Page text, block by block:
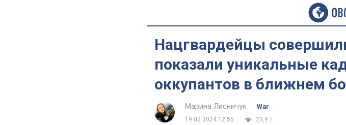
Нацгвардейцы
показали уникальные
оккупантов в ближнем
Марина Лисничук
War
19.02.2024 12:55
23,9 т.